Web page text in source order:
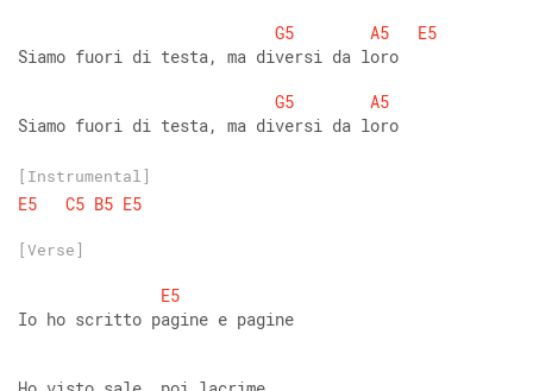
G5
A5
E5
Siamo fuori di testa, ma diversi da loro
G5
A5
Siamo fuori di testa, ma diversi da loro
[Instrumental]
E5 C5 B5 E5
[Verse]
E5
Io ho scritto pagine e pagine